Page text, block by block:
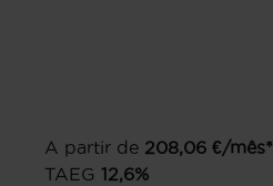
A partir de 208,06 €/mês*
TAEG 12,6%